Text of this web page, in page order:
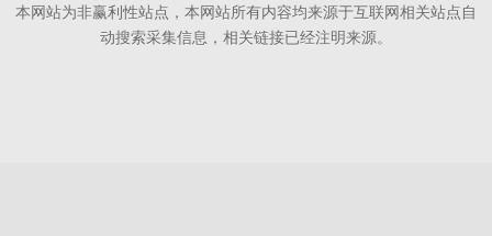
本网站为非赢利性站点，本网站所有内容均来源于互联网相关站点自
动搜索采集信息，相关链接已经注明来源。